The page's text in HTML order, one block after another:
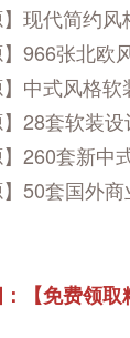
】现代简约
】966张北
】中式风格
】28套软装
】260套新
】50套国外
【免费领取